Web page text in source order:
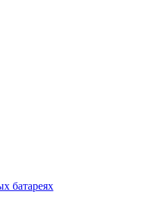
батареях